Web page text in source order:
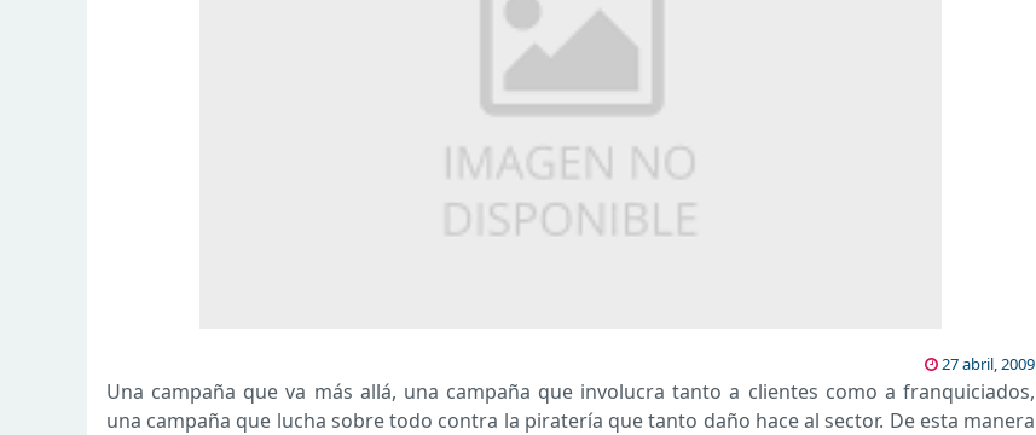
27 abril, 2009
Una campaña que va más allá, una campaña que involucra tanto a clientes como a franquiciados,
una campaña que lucha sobre todo contra la piratería que tanto daño hace al sector. De esta manera